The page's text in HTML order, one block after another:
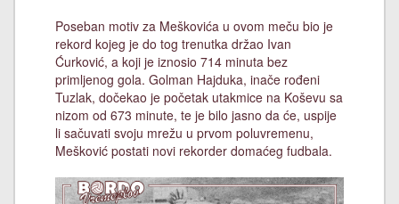
Poseban motiv za Meškovića u ovom meču bio je
rekord kojeg je do tog trenutka držao Ivan
Ćurković, a koji je iznosio 714 minuta bez
primljenog gola. Golman Hajduka, inače rođeni
Tuzlak, dočekao je početak utakmice na Koševu sa
nizom od 673 minute, te je bilo jasno da će, uspije
li sačuvati svoju mrežu u prvom poluvremenu,
Mešković postati novi rekorder domaćeg fudbala.